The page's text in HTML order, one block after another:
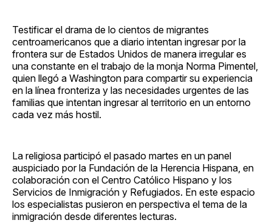
Testificar el drama de lo cientos de migrantes
centroamericanos que a diario intentan ingresar por la
frontera sur de Estados Unidos de manera irregular es
una constante en el trabajo de la monja Norma Pimentel,
quien llegó a Washington para compartir su experiencia
en la línea fronteriza y las necesidades urgentes de las
familias que intentan ingresar al territorio en un entorno
cada vez más hostil.
La religiosa participó el pasado martes en un panel
auspiciado por la Fundación de la Herencia Hispana, en
colaboración con el Centro Católico Hispano y los
Servicios de Inmigración y Refugiados. En este espacio
los especialistas pusieron en perspectiva el tema de la
inmigración desde diferentes lecturas.